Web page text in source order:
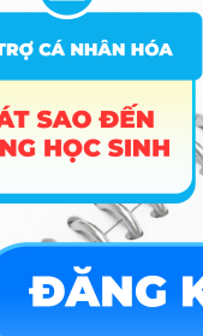
13
Logistics và quản lý
Kỹ thuật hệ thống công
15 Quản lý xây dựng
16 Ngôn ngữ Anh
Tài chính – Ngân hàng
19 Kế toán
20 Luật